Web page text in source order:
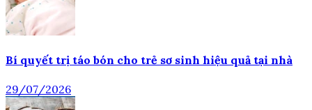
Bí quyết trị táo bón cho trẻ sơ sinh hiệu quả tại nhà
29/07/2026